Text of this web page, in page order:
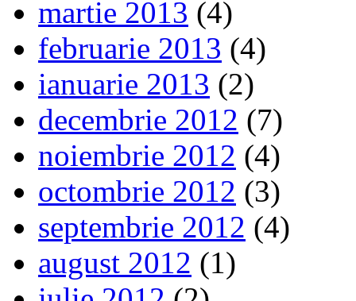
martie 2013 (4)
februarie 2013 (4)
ianuarie 2013 (2)
decembrie 2012 (7)
noiembrie 2012 (4)
octombrie 2012 (3)
septembrie 2012 (4)
august 2012 (1)